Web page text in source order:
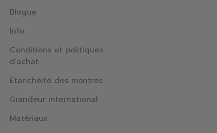
Blogue
Info
Conditions et politiques
d'achat
Étanchéité des montres
Grandeur international
Matériaux